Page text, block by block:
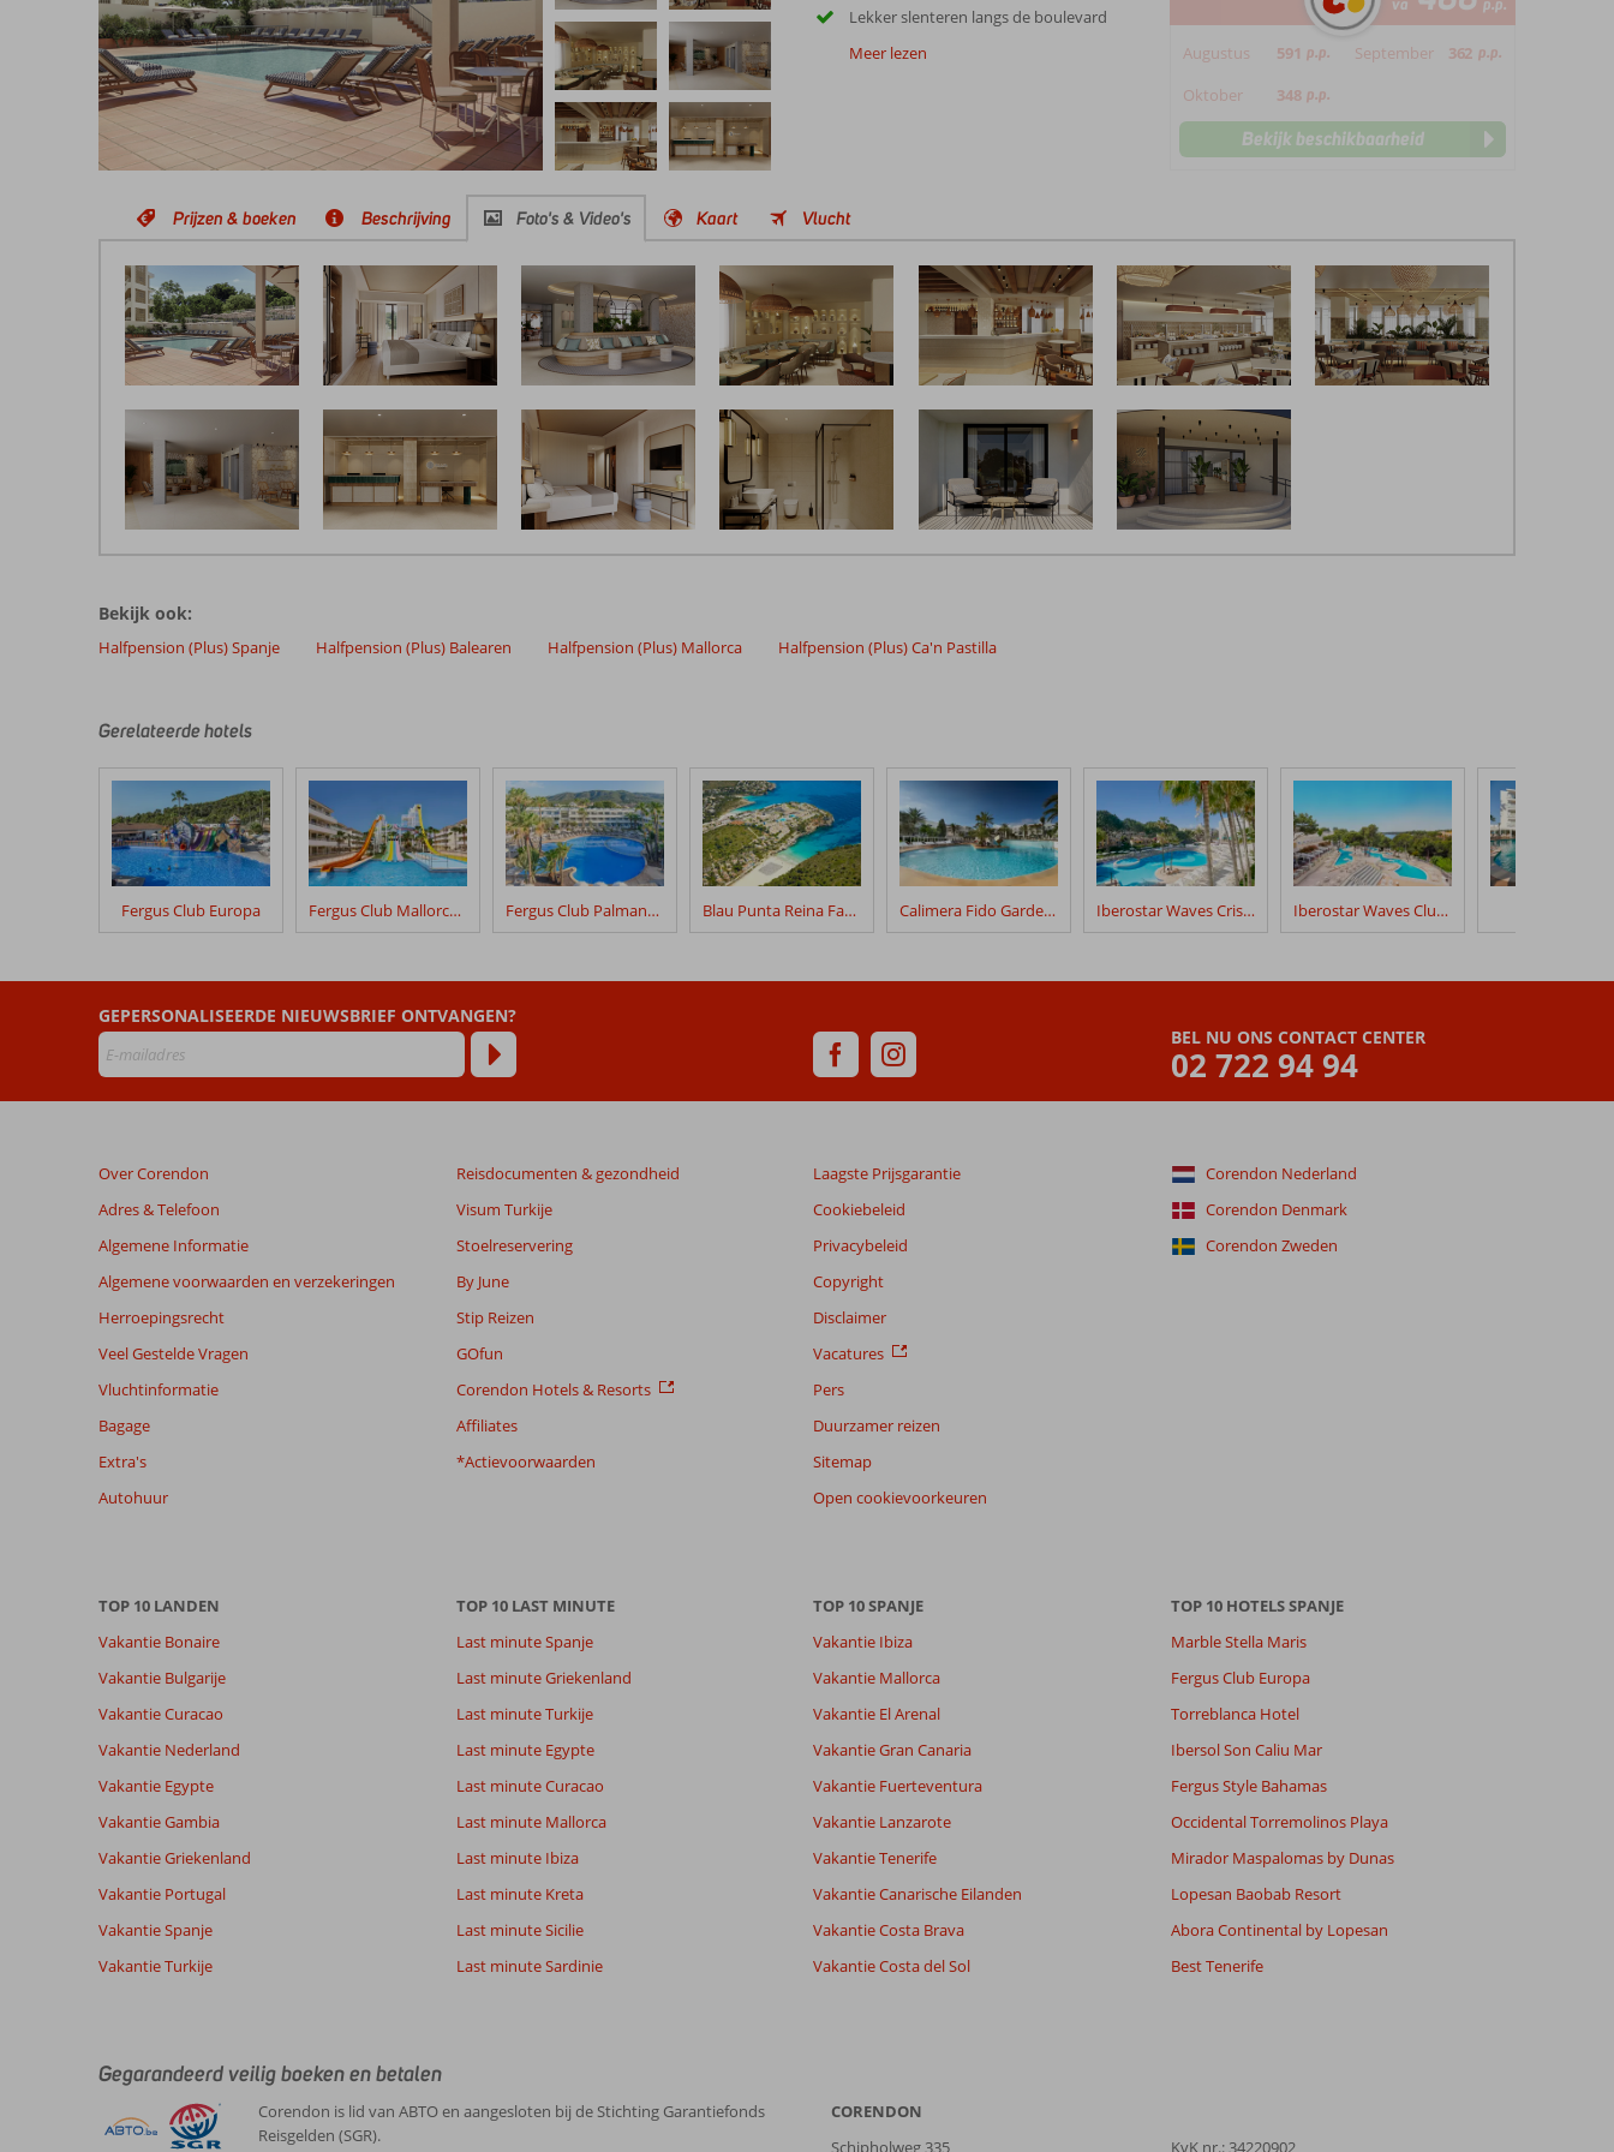
Lekker slenteren langs de boulevard
Meer lezen
va p.p.
Augustus 591 p.p. September 362 p.p.
Oktober 348 p.p.
Bekijk beschikbaarheid
Prijzen & boeken Beschrijving Foto's & Video's Kaart Vlucht
door
onze
klanten
hun
in
Alua
Linda
Mallorca
Beoordelingen
die
zijn
dan
48
maanden
worden
niet
om
de
van
de
beoordelingen
te
Meer
Bekijk ook:
Halfpension (Plus) Spanje Halfpension (Plus) Balearen Halfpension (Plus) Mallorca Halfpension (Plus) Ca'n Pastilla
Gerelateerde hotels
Fergus Club Europa Fergus Club Mallorca Waterpark Fergus Club Palmanova Park Blau Punta Reina Family Resort Calimera Fido Gardens Iberostar Waves Cristina Iberostar Waves Club Cala Barca
BEL NU ONS CONTACT CENTER
02 722 94 94
GEPERSONALISEERDE NIEUWSBRIEF ONTVANGEN?
Over Corendon
Adres & Telefoon
Algemene Informatie
Algemene voorwaarden en verzekeringen
Herroepingsrecht
Veel Gestelde Vragen
Vluchtinformatie
Bagage
Extra's
Autohuur
Reisdocumenten & gezondheid
Visum Turkije
Stoelreservering
By June
Stip Reizen
GOfun
Corendon Hotels & Resorts
Affiliates
*Actievoorwaarden
Laagste Prijsgarantie
Cookiebeleid
Privacybeleid
Copyright
Disclaimer
Vacatures
Pers
Duurzamer reizen
Sitemap
Open cookievoorkeuren
Corendon Nederland
Corendon Denmark
Corendon Zweden
TOP 10 LANDEN
Vakantie Bonaire
Vakantie Bulgarije
Vakantie Curacao
Vakantie Nederland
Vakantie Egypte
Vakantie Gambia
Vakantie Griekenland
Vakantie Portugal
Vakantie Spanje
Vakantie Turkije
TOP 10 LAST MINUTE
Last minute Spanje
Last minute Griekenland
Last minute Turkije
Last minute Egypte
Last minute Curacao
Last minute Mallorca
Last minute Ibiza
Last minute Kreta
Last minute Sicilie
Last minute Sardinie
TOP 10 SPANJE
Vakantie Ibiza
Vakantie Mallorca
Vakantie El Arenal
Vakantie Gran Canaria
Vakantie Fuerteventura
Vakantie Lanzarote
Vakantie Tenerife
Vakantie Canarische Eilanden
Vakantie Costa Brava
Vakantie Costa del Sol
TOP 10 HOTELS SPANJE
Marble Stella Maris
Fergus Club Europa
Torreblanca Hotel
Ibersol Son Caliu Mar
Fergus Style Bahamas
Occidental Torremolinos Playa
Mirador Maspalomas by Dunas
Lopesan Baobab Resort
Abora Continental by Lopesan
Best Tenerife
Gegarandeerd veilig boeken en betalen
Corendon is lid van ABTO en aangesloten bij de Stichting Garantiefonds
Reisgelden (SGR).
CORENDON
Schipholweg 335
KvK nr.: 34220902